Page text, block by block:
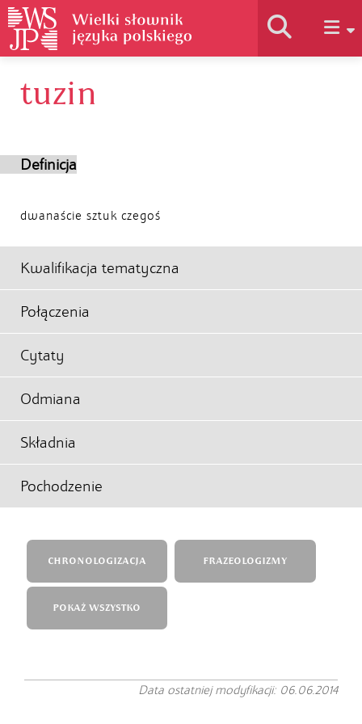
tuzin
Definicja
dwanaście sztuk czegoś
Kwalifikacja tematyczna
Połączenia
Cytaty
Odmiana
Składnia
Pochodzenie
CHRONOLOGIZACJA FRAZEOLOGIZMY
POKAŻ WSZYSTKO
Data ostatniej modyfikacji: 06.06.2014